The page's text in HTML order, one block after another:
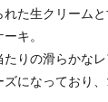
た生クリーム
キ。
たりの滑らかな
になっており